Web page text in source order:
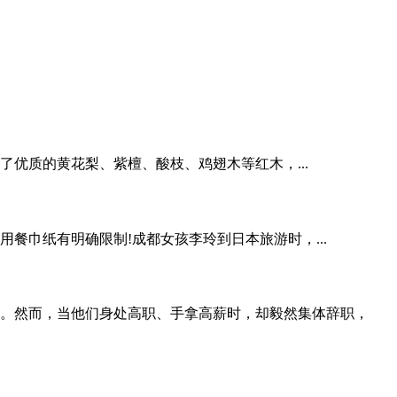
质的黄花梨、紫檀、酸枝、鸡翅木等红木，...
巾纸有明确限制!成都女孩李玲到日本旅游时，...
而，当他们身处高职、手拿高薪时，却毅然集体辞职，